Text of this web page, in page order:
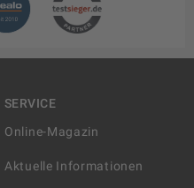
SERVICE
Online-Magazin
Aktuelle Informationen